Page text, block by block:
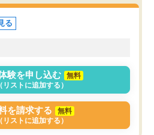
た単語帳の
出される形
があり、あ
為、塾に通
遅れも取り
は良かった
くなってきたようなので
る
験を申し込む
無料
（リストに追加する）
を請求する
無料
（リストに追加する）